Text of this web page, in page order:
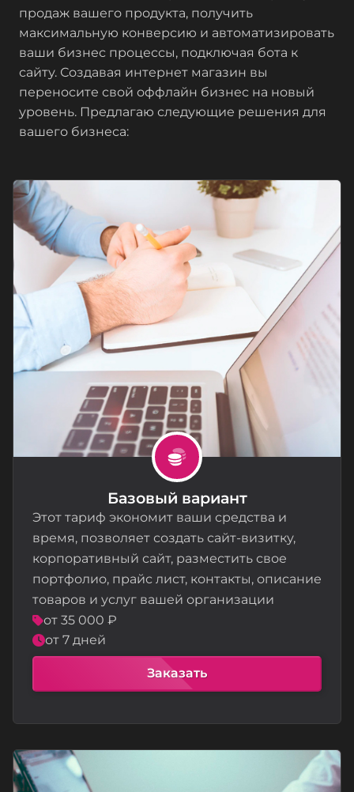
продаж вашего продукта, получить
максимальную конверсию и автоматизировать
ваши бизнес процессы, подключая бота к
сайту. Создавая интернет магазин вы
переносите свой оффлайн бизнес на новый
уровень. Предлагаю следующие решения для
вашего бизнеса:
Базовый вариант
Этот тариф экономит ваши средства и
время, позволяет создать сайт-визитку,
корпоративный сайт, разместить свое
портфолио, прайс лист, контакты, описание
товаров и услуг вашей организации
от 35 000 ₽
от 7 дней
Заказать